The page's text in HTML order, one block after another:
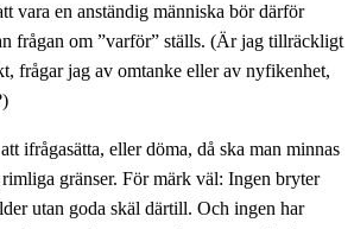
vara en anständig människa bör därför
frågan om ”varför” ställs. (Är jag tillräckligt
frågar jag av omtanke eller av nyfikenhet,
ifrågasätta, eller döma, då ska man minnas
gränser. För märk väl: Ingen bryter
utan goda skäl därtill. Och ingen har